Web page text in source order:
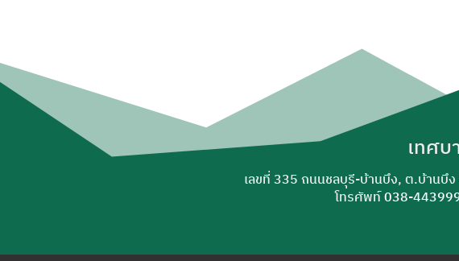
เทศบ
เลขที่ 335 ถนนชลบุรี-บ้านบึง, ต.บ้านบึ
โทรศัพท์038-